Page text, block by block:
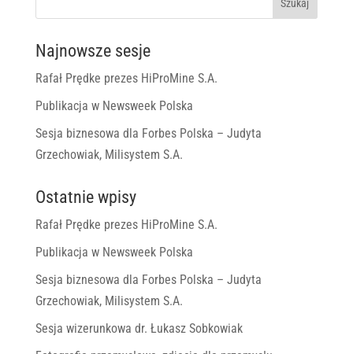
Najnowsze sesje
Rafał Prędke prezes HiProMine S.A.
Publikacja w Newsweek Polska
Sesja biznesowa dla Forbes Polska – Judyta
Grzechowiak, Milisystem S.A.
Ostatnie wpisy
Rafał Prędke prezes HiProMine S.A.
Publikacja w Newsweek Polska
Sesja biznesowa dla Forbes Polska – Judyta
Grzechowiak, Milisystem S.A.
Sesja wizerunkowa dr. Łukasz Sobkowiak